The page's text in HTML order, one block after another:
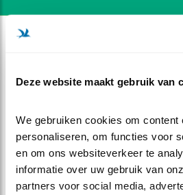
Deze website maakt gebruik van
We gebruiken cookies om content
personaliseren, om functies voor
en om ons websiteverkeer te
informatie over uw gebruik van
partners voor social media,